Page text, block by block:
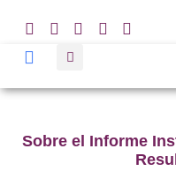
Sobre el Informe